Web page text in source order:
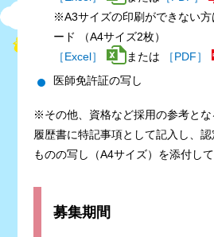
※A3サイズの印刷ができない方
ード （A4サイズ2枚）
［Excel］
または
［PDF］
医師免許証の写し
※その他、資格など採用の参考とな
履歴書に特記事項として記入し、
ものの写し（A4サイズ）を添付して
募集期間